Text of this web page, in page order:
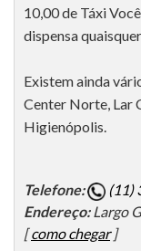
10,00 de Táxi
dispensa
Existem ainda
Center Norte, Lar
Higienópolis.
Telefone:
(11)
Endereço:Largo
[como chegar]